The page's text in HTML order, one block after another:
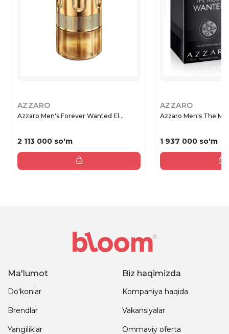
AZZARO
Azzaro Men's Forever Wanted El...
2 113 000 so'm
AZZARO
Azzaro Men's The
1 937 000 so'm
Ma'lumot
Do'konlar
Brendlar
Yangiliklar
Biz haqimizda
Kompaniya haqida
Vakansiyalar
Ommaviy oferta